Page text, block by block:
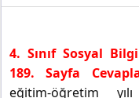
4. Sınıf Sosyal
189. Sayfa
eğitim-öğretim